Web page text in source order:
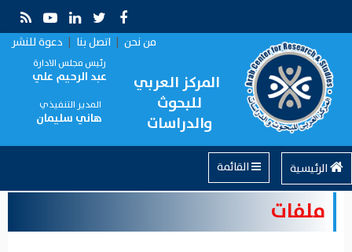
من نحن | اتصل بنا | دعوة للنشر
المركز العربي
للبحوث
والدراسات
رئيس مجلس الادارة
عبد الرحيم علي
المدير التنفيذي
هاني سليمان
الرئيسية
ملفات